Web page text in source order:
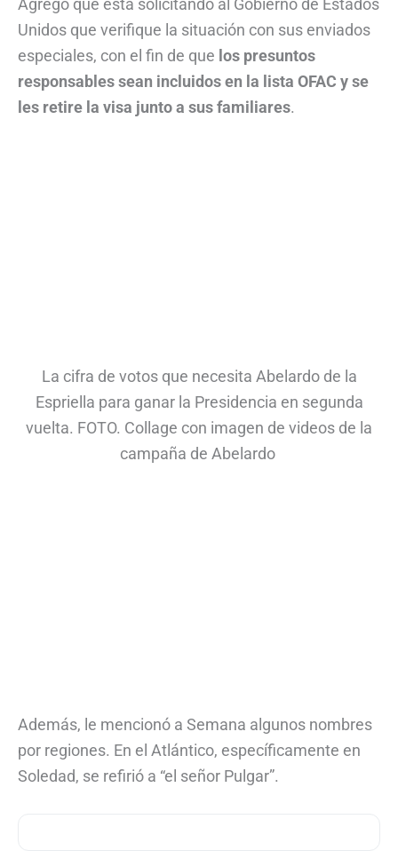
Unidos que verifique la situación con sus enviados
especiales, con el fin de que los presuntos
responsables sean incluidos en la lista OFAC y se
les retire la visa junto a sus familiares.
La cifra de votos que necesita Abelardo de la
Espriella para ganar la Presidencia en segunda
vuelta. FOTO. Collage con imagen de videos de la
campaña de Abelardo
Además, le mencionó a Semana algunos nombres
por regiones. En el Atlántico, específicamente en
Soledad, se refirió a “el señor Pulgar”.